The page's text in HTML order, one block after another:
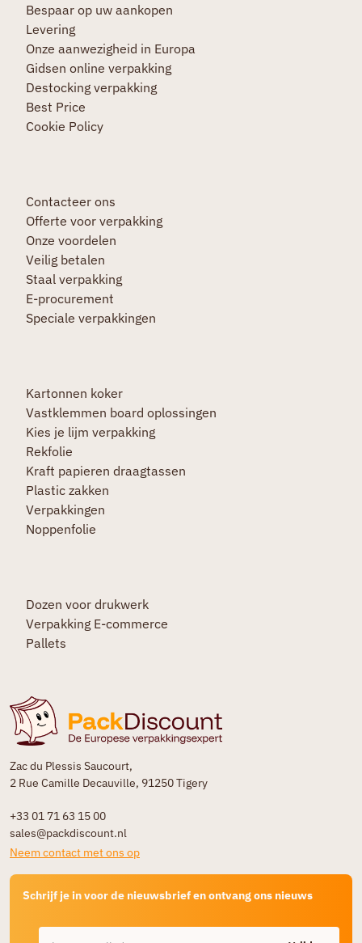
Zac du Plessis Saucourt,
2 Rue Camille Decauville, 91250 Tigery
+33 01 71 63 15 00
sales@packdiscount.nl
Neem contact met ons op
Schrijf je in voor de nieuwsbrief en ontvang ons nieuws
Bespaar op uw aankopen
Levering
Onze aanwezigheid in Europa
Gidsen online verpakking
Destocking verpakking
Best Price
Cookie Policy
Contacteer ons
Offerte voor verpakking
Onze voordelen
Veilig betalen
Staal verpakking
E-procurement
Speciale verpakkingen
Kartonnen koker
Vastklemmen board oplossingen
Kies je lijm verpakking
Rekfolie
Kraft papieren draagtassen
Plastic zakken
Verpakkingen
Noppenfolie
Dozen voor drukwerk
Verpakking E-commerce
Pallets